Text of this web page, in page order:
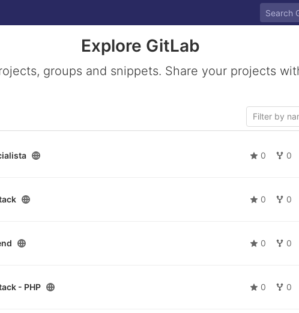
Explore GitLab
groups and snippets. Share your projects
0 0
0 0
0 0
- PHP 0 0